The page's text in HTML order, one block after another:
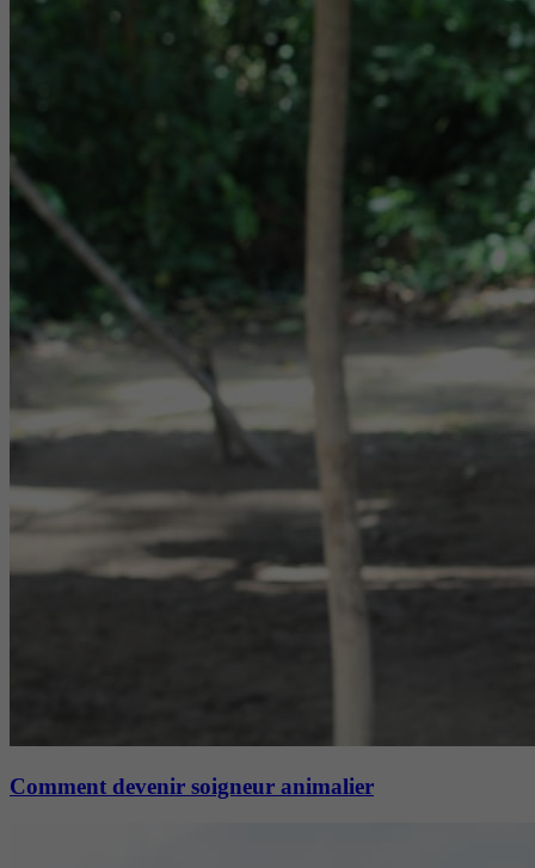
Comment devenir soigneur animalier